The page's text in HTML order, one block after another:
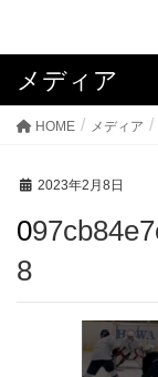
メディア
HOME メディア
2023年2月8日
097cb84e7ed85d9e8e763fff203db7c
8